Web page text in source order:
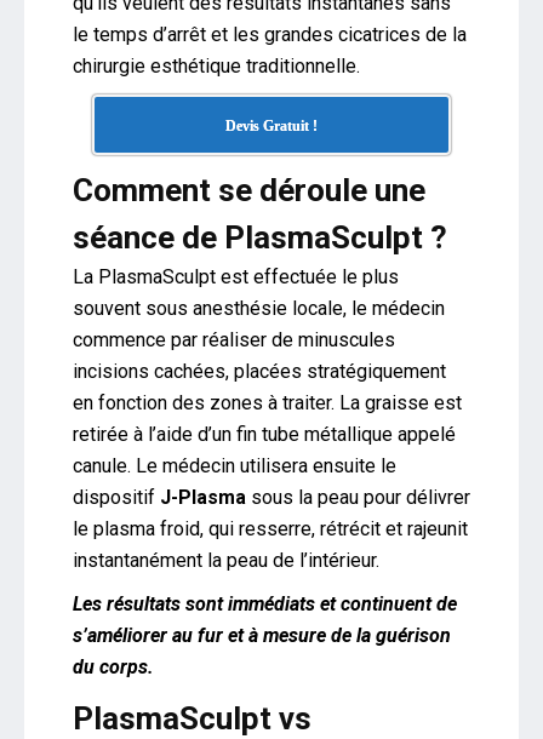
le temps d’arrêt et les grandes cicatrices de la
chirurgie esthétique traditionnelle.
Devis Gratuit !
Comment se déroule une
séance de PlasmaSculpt ?
La PlasmaSculpt est effectuée le plus
souvent sous anesthésie locale, le médecin
commence par réaliser de minuscules
incisions cachées, placées stratégiquement
en fonction des zones à traiter. La graisse est
retirée à l’aide d’un fin tube métallique appelé
canule. Le médecin utilisera ensuite le
dispositif J-Plasma sous la peau pour délivrer
le plasma froid, qui resserre, rétrécit et rajeunit
instantanément la peau de l’intérieur.
Les résultats sont immédiats et continuent de
s’améliorer au fur et à mesure de la guérison
du corps.
PlasmaSculpt vs